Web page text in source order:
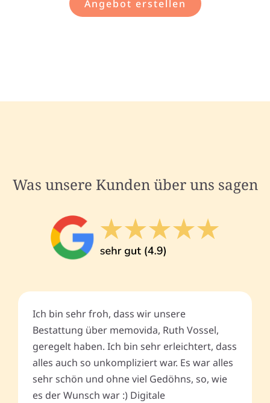
Angebot erstellen
Was unsere Kunden über uns sagen
Ich bin sehr froh, dass wir unsere
Bestattung über memovida, Ruth Vossel,
geregelt haben. Ich bin sehr erleichtert, dass
alles auch so unkompliziert war. Es war alles
sehr schön und ohne viel Gedöhns, so, wie
es der Wunsch war :) Digitale